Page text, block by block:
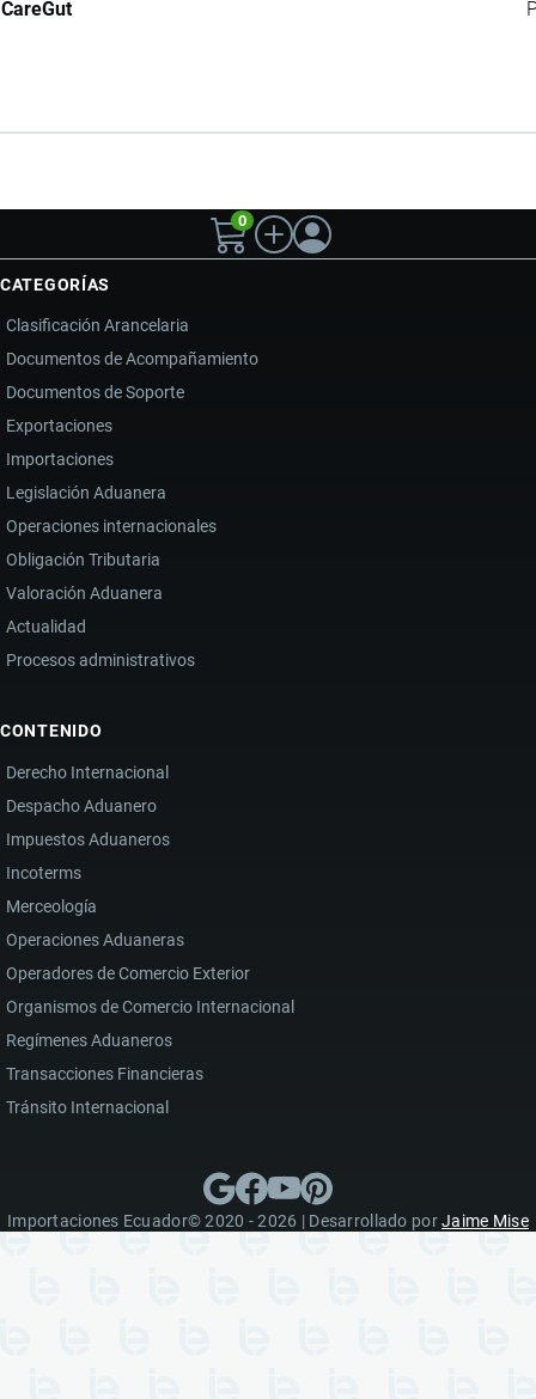
CareGut
0
CATEGORÍAS
Clasificación Arancelaria
Documentos de Acompañamiento
Documentos de Soporte
Exportaciones
Importaciones
Legislación Aduanera
Operaciones internacionales
Obligación Tributaria
Valoración Aduanera
Actualidad
Procesos administrativos
CONTENIDO
Derecho Internacional
Despacho Aduanero
Impuestos Aduaneros
Incoterms
Merceología
Operaciones Aduaneras
Operadores de Comercio Exterior
Organismos de Comercio Internacional
Regímenes Aduaneros
Transacciones Financieras
Tránsito Internacional
Importaciones Ecuador© 2020 - 2026 | Desarrollado porJaime Mise